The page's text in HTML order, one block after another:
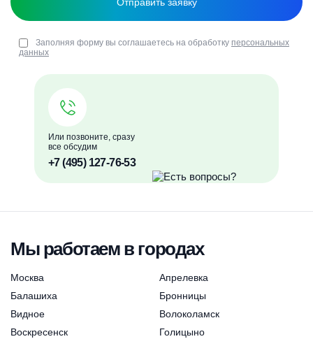
Или позвоните, сразу
все обсудим
+7 (495) 127-76-53
Заполняя форму вы соглашаетесь на обработку персональных
данных
Мы работаем в городах
Москва
Апрелевка
Балашиха
Бронницы
Видное
Волоколамск
Воскресенск
Голицыно